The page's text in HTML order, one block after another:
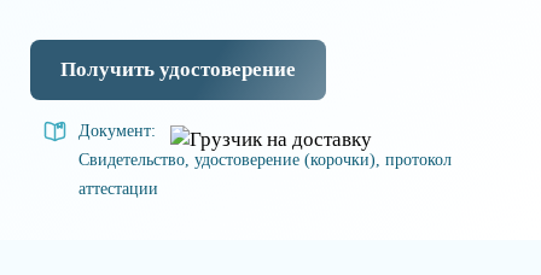
Получить удостоверение
Документ:
Свидетельство, удостоверение (корочки), протокол
аттестации